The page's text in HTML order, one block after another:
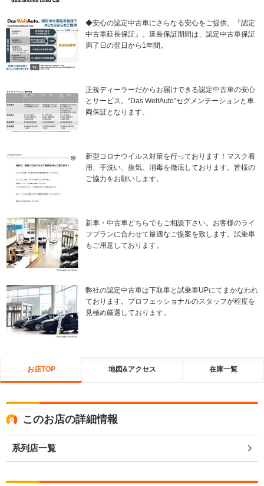
◆安心の認定中古車にさらなる安心をご提供。『認定
中古車延長保証』。延長保証期間は、認定中古車保証
満了日の翌日から1年間。
正規ディーラーだからお届けできる認定中古車の安心
とサービス。“Das WeltAuto”セグメンテーションと車
両保証となります。
新型コロナウイルス対策を行っております！マスク着
用、手洗い、換気、消毒を徹底しております。皆様の
ご協力をお願いします。
新車・中古車どちらでもご相談下さい。お客様のライ
フプランに合わせて最適なご提案を致します。試乗車
もご用意しております。
弊社の認定中古車は下取車と試乗車UPにてまかなわれ
ております。プロフェッショナルのスタッフが程度を
見極め厳選しております。
お店TOP 地図&アクセス 在庫一覧
このお店の詳細情報
系列店一覧